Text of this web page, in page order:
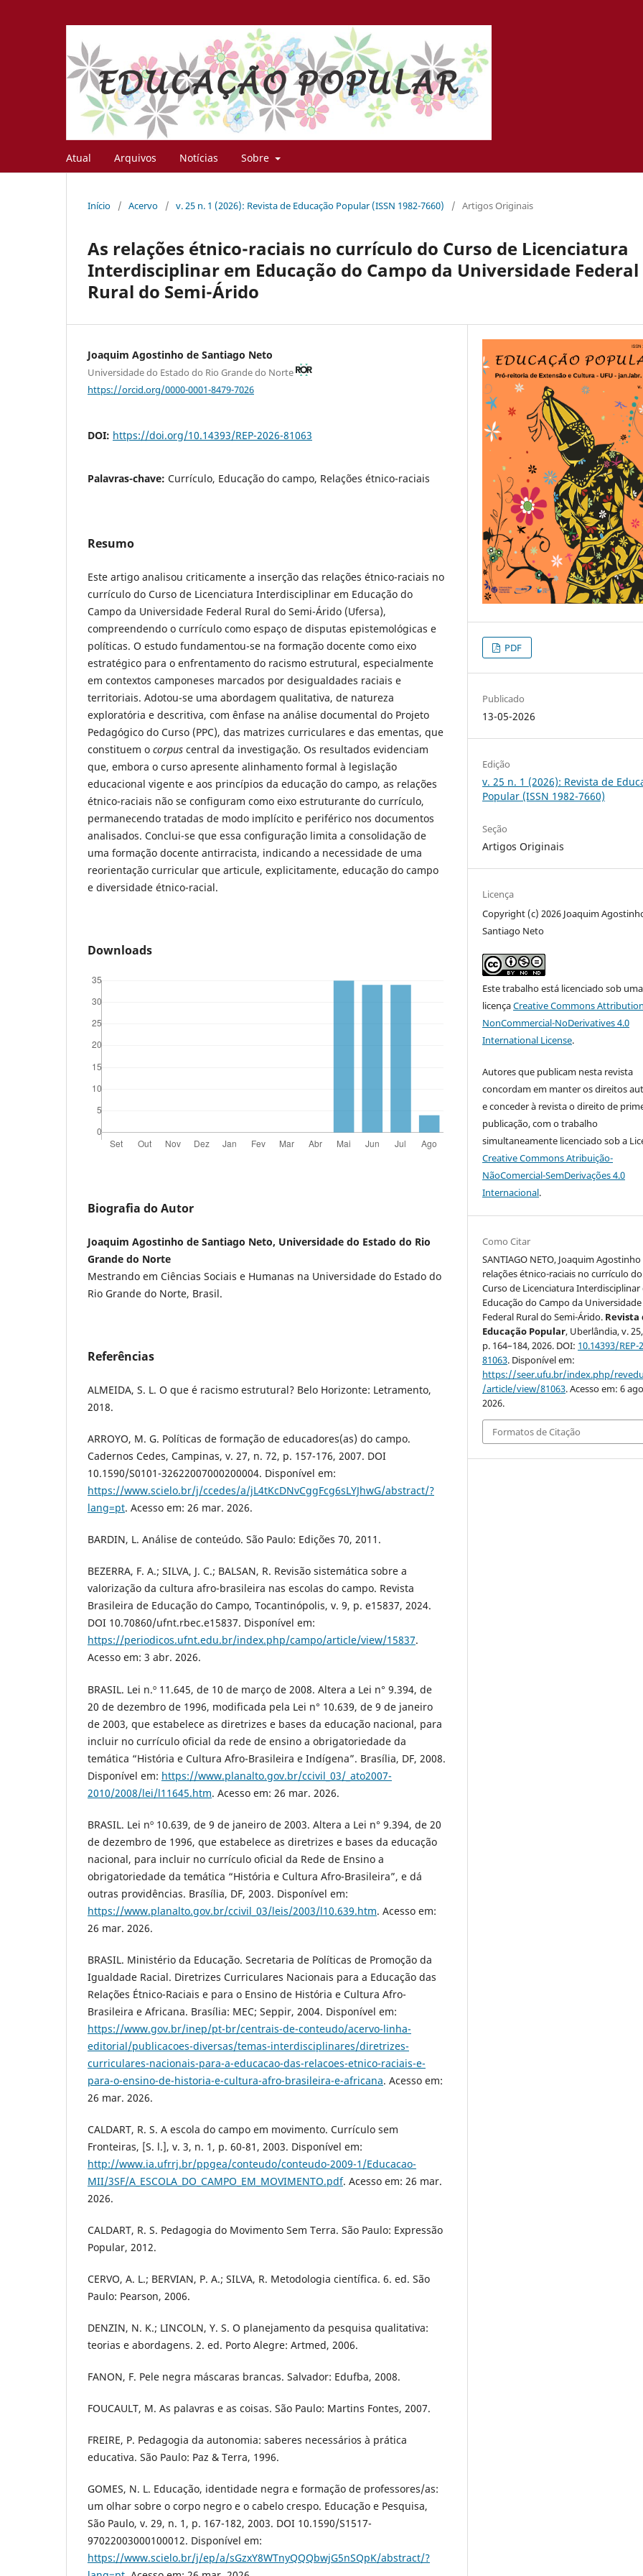
Atual Arquivos Notícias Sobre
Início / Acervo / v. 25 n. 1 (2026): Revista de Educação Popular (ISSN 1982-7660) / Artigos Originais
As relações étnico-raciais no currículo do Curso de Licenciatura
Interdisciplinar em Educação do Campo da Universidade Federal
Rural do Semi-Árido
Joaquim Agostinho de Santiago Neto
Universidade do Estado do Rio Grande do Norte
https://orcid.org/0000-0001-8479-7026
DOI: https://doi.org/10.14393/REP-2026-81063
Palavras-chave: Currículo, Educação do campo, Relações étnico-raciais
Resumo
Este artigo analisou criticamente a inserção das relações étnico-raciais no
currículo do Curso de Licenciatura Interdisciplinar em Educação do
Campo da Universidade Federal Rural do Semi-Árido (Ufersa),
compreendendo o currículo como espaço de disputas epistemológicas e
políticas. O estudo fundamentou-se na formação docente como eixo
estratégico para o enfrentamento do racismo estrutural, especialmente
em contextos camponeses marcados por desigualdades raciais e
territoriais. Adotou-se uma abordagem qualitativa, de natureza
exploratória e descritiva, com ênfase na análise documental do Projeto
Pedagógico do Curso (PPC), das matrizes curriculares e das ementas, que
constituem o corpus central da investigação. Os resultados evidenciam
que, embora o curso apresente alinhamento formal à legislação
educacional vigente e aos princípios da educação do campo, as relações
étnico-raciais não se configuram como eixo estruturante do currículo,
permanecendo tratadas de modo implícito e periférico nos documentos
analisados. Conclui-se que essa configuração limita a consolidação de
uma formação docente antirracista, indicando a necessidade de uma
reorientação curricular que articule, explicitamente, educação do campo
e diversidade étnico-racial.
Downloads
Biografia do Autor
Joaquim Agostinho de Santiago Neto, Universidade do Estado do Rio
Grande do Norte
Mestrando em Ciências Sociais e Humanas na Universidade do Estado do
Rio Grande do Norte, Brasil.
Referências
ALMEIDA, S. L. O que é racismo estrutural? Belo Horizonte: Letramento,
2018.
ARROYO, M. G. Políticas de formação de educadores(as) do campo.
Cadernos Cedes, Campinas, v. 27, n. 72, p. 157-176, 2007. DOI
10.1590/S0101-32622007000200004. Disponível em:
https://www.scielo.br/j/ccedes/a/jL4tKcDNvCggFcg6sLYJhwG/abstract/?
lang=pt. Acesso em: 26 mar. 2026.
BARDIN, L. Análise de conteúdo. São Paulo: Edições 70, 2011.
BEZERRA, F. A.; SILVA, J. C.; BALSAN, R. Revisão sistemática sobre a
valorização da cultura afro-brasileira nas escolas do campo. Revista
Brasileira de Educação do Campo, Tocantinópolis, v. 9, p. e15837, 2024.
DOI 10.70860/ufnt.rbec.e15837. Disponível em:
https://periodicos.ufnt.edu.br/index.php/campo/article/view/15837.
Acesso em: 3 abr. 2026.
BRASIL. Lei n.º 11.645, de 10 de março de 2008. Altera a Lei n° 9.394, de
20 de dezembro de 1996, modificada pela Lei n° 10.639, de 9 de janeiro
de 2003, que estabelece as diretrizes e bases da educação nacional, para
incluir no currículo oficial da rede de ensino a obrigatoriedade da
temática “História e Cultura Afro-Brasileira e Indígena”. Brasília, DF, 2008.
Disponível em: https://www.planalto.gov.br/ccivil_03/_ato2007-
2010/2008/lei/l11645.htm. Acesso em: 26 mar. 2026.
BRASIL. Lei nº 10.639, de 9 de janeiro de 2003. Altera a Lei n° 9.394, de 20
de dezembro de 1996, que estabelece as diretrizes e bases da educação
nacional, para incluir no currículo oficial da Rede de Ensino a
obrigatoriedade da temática “História e Cultura Afro-Brasileira”, e dá
outras providências. Brasília, DF, 2003. Disponível em:
https://www.planalto.gov.br/ccivil_03/leis/2003/l10.639.htm. Acesso em:
26 mar. 2026.
BRASIL. Ministério da Educação. Secretaria de Políticas de Promoção da
Igualdade Racial. Diretrizes Curriculares Nacionais para a Educação das
Relações Étnico-Raciais e para o Ensino de História e Cultura Afro-
Brasileira e Africana. Brasília: MEC; Seppir, 2004. Disponível em:
https://www.gov.br/inep/pt-br/centrais-de-conteudo/acervo-linha-
editorial/publicacoes-diversas/temas-interdisciplinares/diretrizes-
curriculares-nacionais-para-a-educacao-das-relacoes-etnico-raciais-e-
para-o-ensino-de-historia-e-cultura-afro-brasileira-e-africana. Acesso em:
26 mar. 2026.
CALDART, R. S. A escola do campo em movimento. Currículo sem
Fronteiras, [S. l.], v. 3, n. 1, p. 60-81, 2003. Disponível em:
http://www.ia.ufrrj.br/ppgea/conteudo/conteudo-2009-1/Educacao-
MII/3SF/A_ESCOLA_DO_CAMPO_EM_MOVIMENTO.pdf. Acesso em: 26 mar.
2026.
CALDART, R. S. Pedagogia do Movimento Sem Terra. São Paulo: Expressão
Popular, 2012.
CERVO, A. L.; BERVIAN, P. A.; SILVA, R. Metodologia científica. 6. ed. São
Paulo: Pearson, 2006.
DENZIN, N. K.; LINCOLN, Y. S. O planejamento da pesquisa qualitativa:
teorias e abordagens. 2. ed. Porto Alegre: Artmed, 2006.
FANON, F. Pele negra máscaras brancas. Salvador: Edufba, 2008.
FOUCAULT, M. As palavras e as coisas. São Paulo: Martins Fontes, 2007.
FREIRE, P. Pedagogia da autonomia: saberes necessários à prática
educativa. São Paulo: Paz & Terra, 1996.
GOMES, N. L. Educação, identidade negra e formação de professores/as:
um olhar sobre o corpo negro e o cabelo crespo. Educação e Pesquisa,
São Paulo, v. 29, n. 1, p. 167-182, 2003. DOI 10.1590/S1517-
97022003000100012. Disponível em:
https://www.scielo.br/j/ep/a/sGzxY8WTnyQQQbwjG5nSQpK/abstract/?
PDF
Publicado
13-05-2026
Edição
v. 25 n. 1 (2026): Revista de
Popular (ISSN 1982-7660)
Seção
Artigos Originais
Licença
Copyright (c) 2026 Joaquim
Santiago Neto
Este trabalho está licenciado sob uma
licençaCreative Commons
NonCommercial-NoDerivatives 4.0
International License.
Autores que publicam nesta revista
concordam em manter os direitos
e conceder à revista o direito de
publicação, com o trabalho
simultaneamente licenciado sob a
Creative Commons Atribuição-
NãoComercial-SemDerivações 4.0
Internacional.
Como Citar
SANTIAGO NETO, Joaquim Agostinho
relações étnico-raciais no currículo do
Curso de Licenciatura Interdisciplinar
Educação do Campo da Universidade
Federal Rural do Semi-Árido. Revista
Educação Popular, Uberlândia, v.
p. 164–184, 2026. DOI: 10.14393/REP-
81063. Disponível em:
https://seer.ufu.br/index.php/
/article/view/81063. Acesso em: 6
2026.
Formatos de Citação